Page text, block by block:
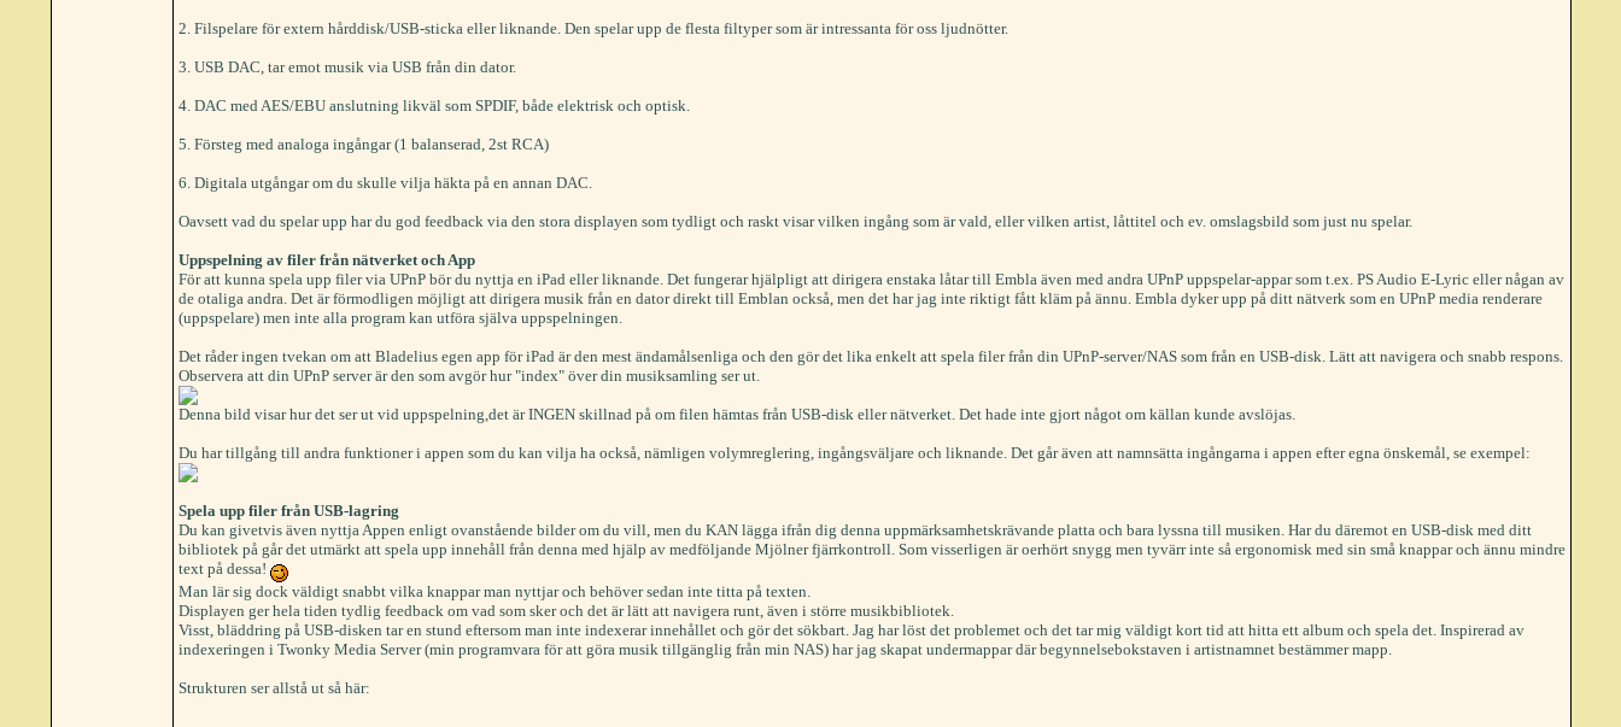
2. Filspelare för extern hårddisk/USB-sticka eller liknande. Den spelar upp de flesta filtyper som är intressanta för oss ljudnötter.
3. USB DAC, tar emot musik via USB från din dator.
4. DAC med AES/EBU anslutning likväl som SPDIF, både elektrisk och optisk.
5. Försteg med analoga ingångar (1 balanserad, 2st RCA)
6. Digitala utgångar om du skulle vilja häkta på en annan DAC.
Oavsett vad du spelar upp har du god feedback via den stora displayen som tydligt och raskt visar vilken ingång som är vald, eller vilken artist, låttitel och ev. omslagsbild som just nu spelar.
Uppspelning av filer från nätverket och App
För att kunna spela upp filer via UPnP bör du nyttja en iPad eller liknande. Det fungerar hjälpligt att dirigera enstaka låtar till Embla även med andra UPnP uppspelar-appar som t.ex. PS Audio E-Lyric eller någan av
de otaliga andra. Det är förmodligen möjligt att dirigera musik från en dator direkt till Emblan också, men det har jag inte riktigt fått kläm på ännu. Embla dyker upp på ditt nätverk som en UPnP media renderare
(uppspelare) men inte alla program kan utföra själva uppspelningen.
Det råder ingen tvekan om att Bladelius egen app för iPad är den mest ändamålsenliga och den gör det lika enkelt att spela filer från din UPnP-server/NAS som från en USB-disk. Lätt att navigera och snabb respons.
Observera att din UPnP server är den som avgör hur "index" över din musiksamling ser ut.
Denna bild visar hur det ser ut vid uppspelning,det är INGEN skillnad på om filen hämtas från USB-disk eller nätverket. Det hade inte gjort något om källan kunde avslöjas.
Du har tillgång till andra funktioner i appen som du kan vilja ha också, nämligen volymreglering, ingångsväljare och liknande. Det går även att namnsätta ingångarna i appen efter egna önskemål, se exempel:
Spela upp filer från USB-lagring
Du kan givetvis även nyttja Appen enligt ovanstående bilder om du vill, men du KAN lägga ifrån dig denna uppmärksamhetskrävande platta och bara lyssna till musiken. Har du däremot en USB-disk med ditt
bibliotek på går det utmärkt att spela upp innehåll från denna med hjälp av medföljande Mjölner fjärrkontroll. Som visserligen är oerhört snygg men tyvärr inte så ergonomisk med sin små knappar och ännu mindre
text på dessa!
Man lär sig dock väldigt snabbt vilka knappar man nyttjar och behöver sedan inte titta på texten.
Displayen ger hela tiden tydlig feedback om vad som sker och det är lätt att navigera runt, även i större musikbibliotek.
Visst, bläddring på USB-disken tar en stund eftersom man inte indexerar innehållet och gör det sökbart. Jag har löst det problemet och det tar mig väldigt kort tid att hitta ett album och spela det. Inspirerad av
indexeringen i Twonky Media Server (min programvara för att göra musik tillgänglig från min NAS) har jag skapat undermappar där begynnelsebokstaven i artistnamnet bestämmer mapp.
Strukturen ser allstå ut så här: